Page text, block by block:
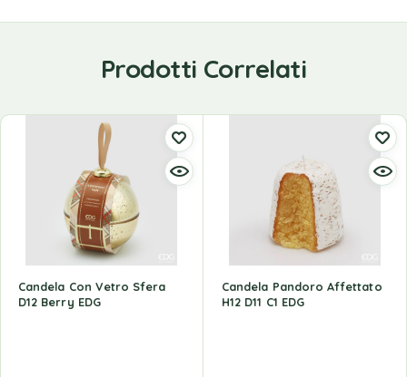
Prodotti Correlati
Candela Con Vetro Sfera
D12 Berry EDG
Candela Pandoro Affettato
H12 D11 C1 EDG